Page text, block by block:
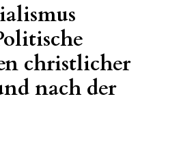
christlicher
nach der